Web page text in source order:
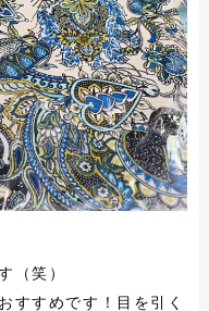
（笑）
すすめです！目を引く